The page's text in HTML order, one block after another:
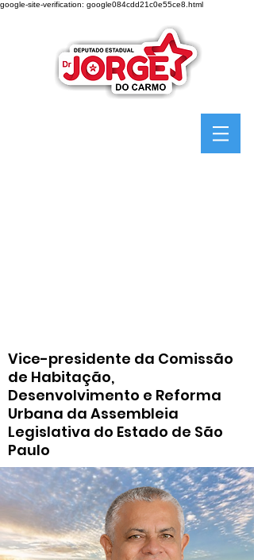
google-site-verification: google084cdd21c0e55ce8.html
Vice-presidente da Comissão
de Habitação,
Desenvolvimento e Reforma
Urbana da Assembleia
Legislativa do Estado de São
Paulo